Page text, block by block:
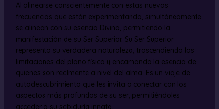
Al alinearse conscientemente con estas nuevas
frecuencias que están experimentando, simultáneamente
se alinean con su esencia Divina, permitiendo la
manifestación de su Ser Superior. Su Ser Superior
representa su verdadera naturaleza, trascendiendo las
limitaciones del plano físico y encarnando la esencia de
quienes son realmente a nivel del alma. Es un viaje de
autodescubrimiento que les invita a conectar con los
aspectos más profundos de su ser, permitiéndoles
acceder a su sabiduría innata.